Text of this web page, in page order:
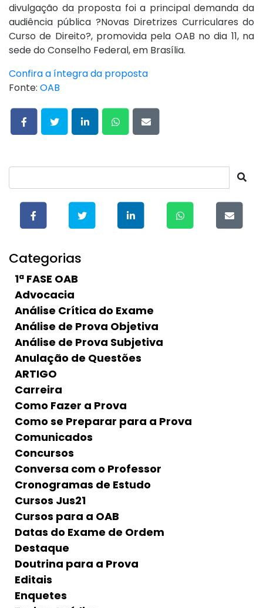
divulgação da proposta foi a principal demanda da
audiência pública ?Novas Diretrizes Curriculares do
Curso de Direito?, promovida pela OAB no dia 11, na
sede do Conselho Federal, em Brasília.
Confira a íntegra da proposta
Fonte: OAB
Categorias
1ª FASE OAB
Advocacia
Análise Crítica do Exame
Análise de Prova Objetiva
Análise de Prova Subjetiva
Anulação de Questões
ARTIGO
Carreira
Como Fazer a Prova
Como se Preparar para a Prova
Comunicados
Concursos
Conversa com o Professor
Cronogramas de Estudo
Cursos Jus21
Cursos para a OAB
Datas do Exame de Ordem
Destaque
Doutrina para a Prova
Editais
Enquetes